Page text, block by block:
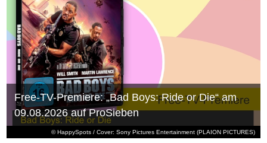
© HappySpots / Cover: Sony Pictures Entertainment (PLAION PICTURES)
Free-TV-Premiere: „Bad Boys: Ride or Die“ am
09.08.2026 auf ProSieben